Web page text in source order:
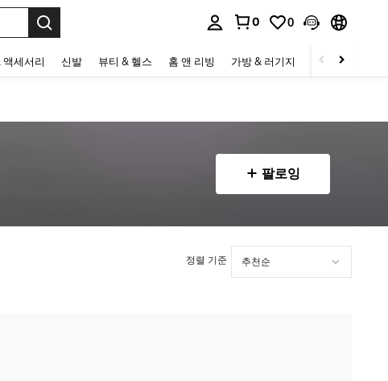
0 0
액세서리 신발 뷰티 & 헬스 홈 앤 리빙 가방 & 러기지 스포츠 & 아웃
팔로잉
정렬 기준